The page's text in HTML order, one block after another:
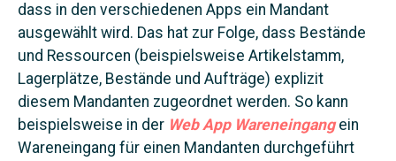
dass in den verschiedenen Apps ein Mandant
ausgewählt wird. Das hat zur Folge, dass Bestände
und Ressourcen (beispielsweise Artikelstamm,
Lagerplätze, Bestände und Aufträge) explizit
diesem Mandanten zugeordnet werden. So kann
beispielsweise in der Web App Wareneingang ein
Wareneingang für einen Mandanten durchgeführt